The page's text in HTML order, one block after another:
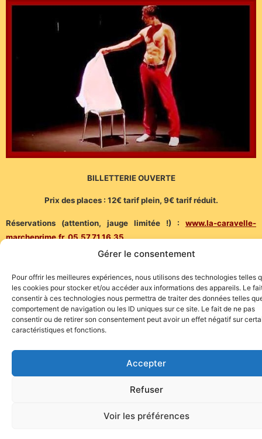
Gérer le consentement
Pour offrir les meilleures expériences, nous utilisons des technologies telles
les cookies pour stocker et/ou accéder aux informations des appareils. Le
consentir à ces technologies nous permettra de traiter des données telles
comportement de navigation ou les ID uniques sur ce site. Le fait de ne pas
consentir ou de retirer son consentement peut avoir un effet négatif sur
caractéristiques et fonctions.
Accepter
Refuser
Voir les préférences
BILLETTERIE OUVERTE
Prix des places : 12€ tarif plein, 9€ tarif réduit.
Réservations (attention, jauge limitée !) : www.la-caravelle-
marcheprime.fr, 05.57.71.16.35.